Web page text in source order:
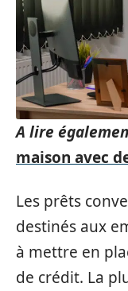
A lire
maison avec
Les prêts
destinés aux
à mettre en
de crédit. La